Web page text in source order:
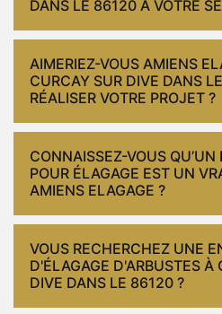
DANS LE 86120 À VOTRE
AIMERIEZ-VOUS AMIENS
CURCAY SUR DIVE DANS
RÉALISER VOTRE PROJET ?
CONNAISSEZ-VOUS QU’UN
POUR ÉLAGAGE EST UN
AMIENS ELAGAGE ?
VOUS RECHERCHEZ UNE
D'ÉLAGAGE D'ARBUSTES À
DIVE DANS LE 86120 ?